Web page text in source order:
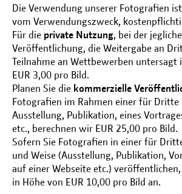
Die Verwendung unserer Fotografien
vom Verwendungszweck,
Für die private Nutzung, bei der
Veröffentlichung, die Weitergabe an
Teilnahme an Wettbewerben untersagt
EUR 3,00 pro Bild.
Planen Sie die kommerzielle
Fotografien im Rahmen einer für
Ausstellung, Publikation, eines
etc., berechnen wir EUR 25,00 pro Bild.
Sofern Sie Fotografien in einer für
und Weise (Ausstellung, Publikation,
auf einer Webseite etc.)
in Höhe von EUR 10,00 pro Bild an.